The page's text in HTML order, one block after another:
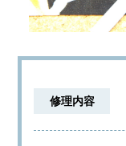
修理内容